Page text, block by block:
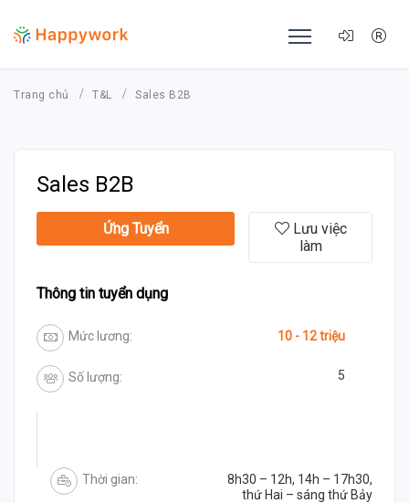
Trang chủ T&L Sales B2B
Sales B2B
Ứng Tuyển
Lưu việc
làm
Thông tin tuyển dụng
Mức lương: 10 - 12 triệu
Số lượng: 5
Thời gian:
8h30 – 12h, 14h – 17h30,
thứ Hai – sáng thứ Bảy